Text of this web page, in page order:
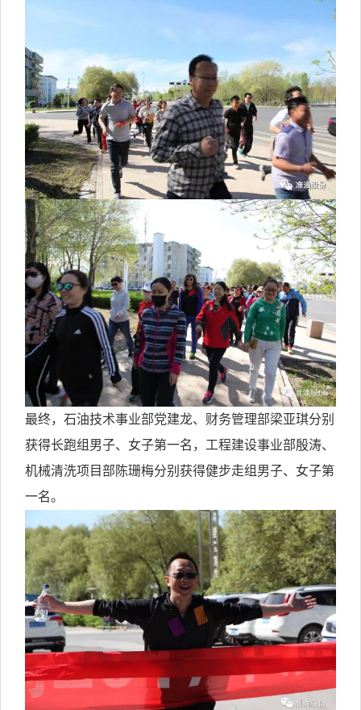
最终，石油技术事业部党建龙、财务管理部梁亚琪分别
获得长跑组 男子、 女子第一名，工程建设事业部殷涛、
机械清洗项目部 陈珊梅分别获得健步走组 男子、 女子第
一名。